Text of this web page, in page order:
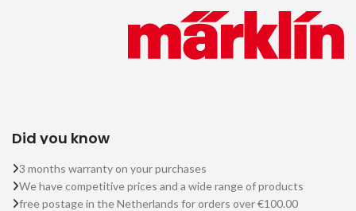
Did you know
3 months warranty on your purchases
We have competitive prices and a wide range of products
free postage in the Netherlands for orders over €100.00